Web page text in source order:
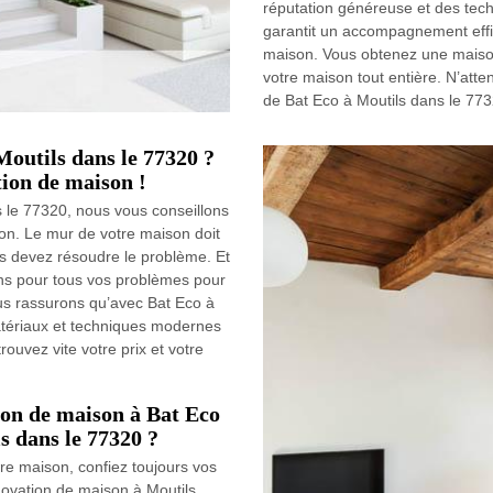
réputation généreuse et des
garantit un accompagnement
maison. Vous obtenez une
votre maison tout entière.
de Bat Eco à Moutils dans le
dans le 77320 ?
de maison !
le 77320, nous vous conseillons
Le mur de votre maison doit
devez résoudre le problème. Et
pour tous vos problèmes pour
rassurons qu’avec Bat Eco à
et techniques modernes
vite votre prix et votre
de maison à Bat Eco
dans le 77320 ?
maison, confiez toujours vos